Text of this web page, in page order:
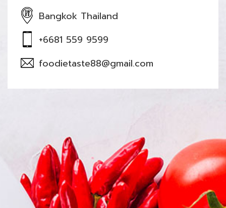
Bangkok Thailand
+6681 559 9599
foodietaste88@gmail.com